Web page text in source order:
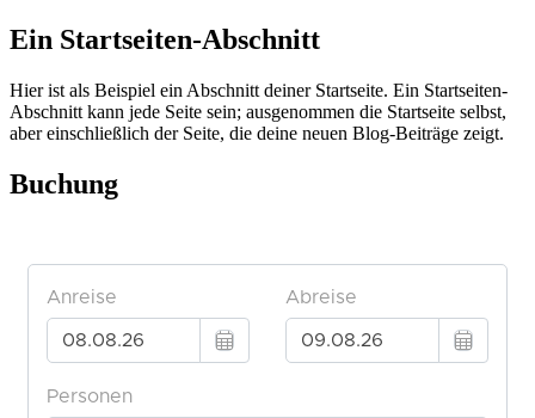
Ein Startseiten-Abschnitt
Hier ist als Beispiel ein Abschnitt deiner Startseite. Ein Startseiten-
Abschnitt kann jede Seite sein; ausgenommen die Startseite selbst,
aber einschließlich der Seite, die deine neuen Blog-Beiträge zeigt.
Buchung